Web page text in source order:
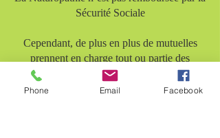
Sécurité Sociale
Cependant, de plus en plus de mutuelles
prennent en charge tout ou partie des
séances de Naturopathie
Phone Email Facebook